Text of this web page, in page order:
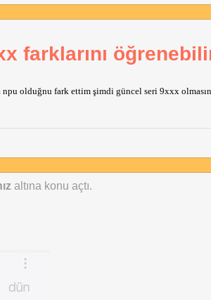
farklarını
olduğnu fark ettim şimdi güncel seri 9xxx
altına konu açtı.